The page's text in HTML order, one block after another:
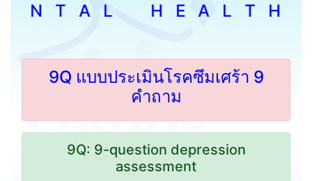
T A L H E A L T H S C
9Q แบบประเมินโรคซึมเศร้า 9
คำถาม
9Q: 9-question depression
assessment